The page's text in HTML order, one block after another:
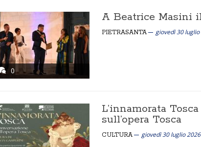
0
A Beatrice Masini
PIETRASANTA giovedì 30
L’innamorata
sull’opera Tosca
CULTURA giovedì 30 luglio 2026